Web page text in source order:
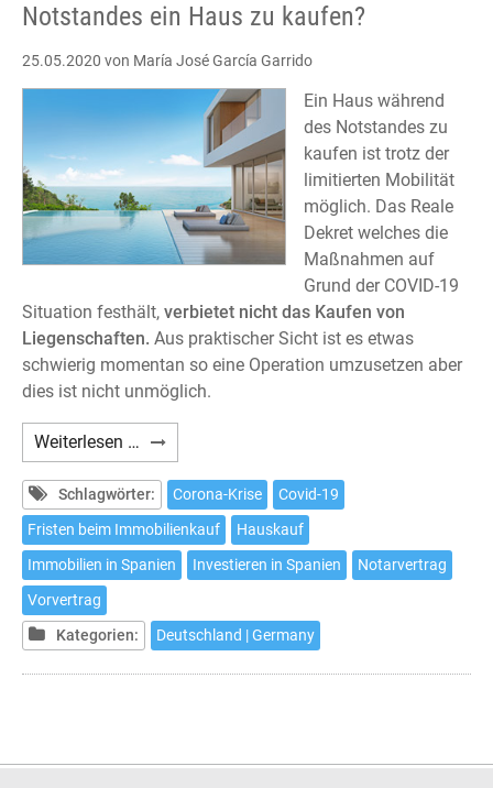
of
Sanitary
Notstandes ein Haus zu kaufen?
25.05.2020 von María José García Garrido
Ein Haus während
des Notstandes zu
kaufen ist trotz der
limitierten Mobilität
möglich. Das Reale
Dekret welches die
Maßnahmen auf
Grund der COVID-19
Situation festhält, verbietet nicht das Kaufen von
Liegenschaften. Aus praktischer Sicht ist es etwas
schwierig momentan so eine Operation umzusetzen aber
dies ist nicht unmöglich.
Weiterlesen … Ist
es
möglich
in
Spanien
während
Notstandes
ein
Haus
Schlagwörter: Corona-Krise
Covid-19
Fristen beim Immobilienkauf
Hauskauf
Immobilien in Spanien
Investieren in Spanien
Notarvertrag
Vorvertrag
Kategorien:
Deutschland | Germany